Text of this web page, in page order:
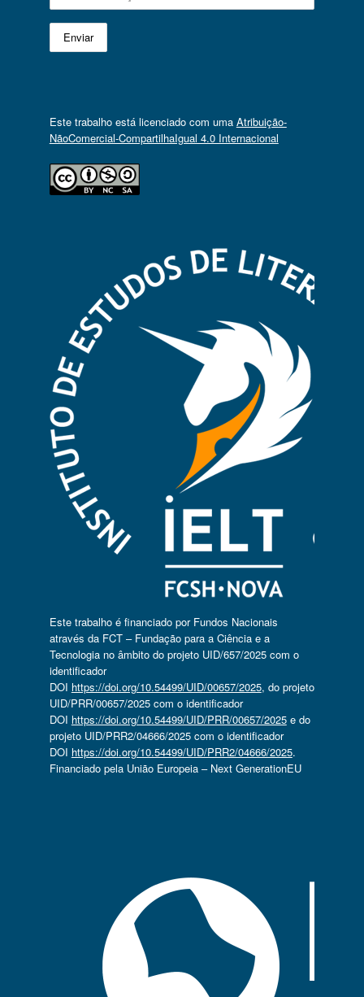
Este trabalho está licenciado com uma Atribuição-
NãoComercial-CompartilhaIgual 4.0 Internacional
Este trabalho é financiado por Fundos Nacionais
através da FCT – Fundação para a Ciência e a
Tecnologia no âmbito do projeto UID/657/2025 com o
identificador
DOI https://doi.org/10.54499/UID/00657/2025, do projeto
UID/PRR/00657/2025 com o identificador
DOI https://doi.org/10.54499/UID/PRR/00657/2025e do
projeto UID/PRR2/04666/2025 com o identificador
DOI https://doi.org/10.54499/UID/PRR2/04666/2025.
Financiado pela União Europeia – Next GenerationEU